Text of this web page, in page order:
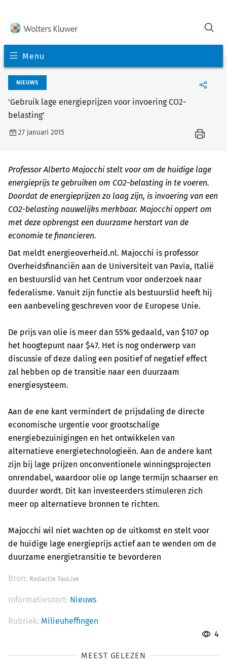
Menu
NIEUWS
'Gebruik lage energieprijzen voor invoering CO2-
belasting'
27 januari 2015
Professor Alberto Majocchi stelt voor om de huidige lage
energieprijs te gebruiken om CO2-belasting in te voeren.
Doordat de energieprijzen zo laag zijn, is invoering van een
CO2-belasting nauwelijks merkbaar. Majocchi oppert om
met deze opbrengst een duurzame herstart van de
economie te financieren.
Dat meldt energieoverheid.nl. Majocchi is professor
Overheidsfinanciën aan de Universiteit van Pavia, Italië
en bestuurslid van het Centrum voor onderzoek naar
federalisme. Vanuit zijn functie als bestuurslid heeft hij
een aanbeveling geschreven voor de Europese Unie.
De prijs van olie is meer dan 55% gedaald, van $107 op
het hoogtepunt naar $47. Het is nog onderwerp van
discussie of deze daling een positief of negatief effect
zal hebben op de transitie naar een duurzaam
energiesysteem.
Aan de ene kant vermindert de prijsdaling de directe
economische urgentie voor grootschalige
energiebezuinigingen en het ontwikkelen van
alternatieve energietechnologieën. Aan de andere kant
zijn bij lage prijzen onconventionele winningsprojecten
onrendabel, waardoor olie op lange termijn schaarser en
duurder wordt. Dit kan investeerders stimuleren zich
meer op alternatieve bronnen te richten.
Majocchi wil niet wachten op de uitkomst en stelt voor
de huidige lage energieprijs actief aan te wenden om de
duurzame energietransitie te bevorderen
Bron: Redactie TaxLive
Informatiesoort: Nieuws
Rubriek: Milieuheffingen
4
MEEST GELEZEN